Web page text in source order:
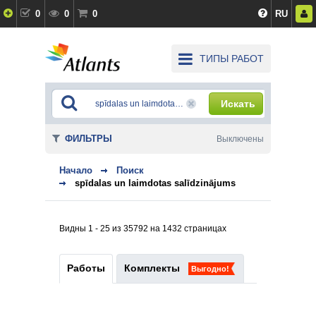
0 0 0 RU
ТИПЫ РАБОТ
Искать
Начало
Поиск
spīdalas un laimdotas salīdzinājums
Видны 1 - 25 из 35792 на 1432 страницах
Работы Комплекты Выгодно!
ФИЛЬТРЫ Выключены